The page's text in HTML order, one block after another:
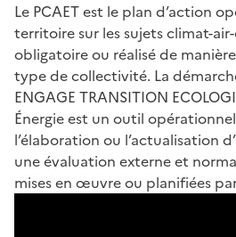
Le PCAET est le plan d’action
territoire sur les sujets climat-
obligatoire ou réalisé de
type de collectivité. La
ENGAGE TRANSITION
Énergie est un outil
l’élaboration ou l’actualisation
une évaluation externe et
mises en œuvre ou planifiées